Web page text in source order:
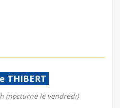
THIBERT
(nocturne le vendredi)